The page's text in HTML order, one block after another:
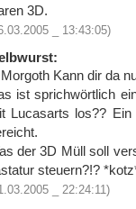
3D.
_ 13:43:05)
Kann dir da
ist sprichwörtlich
Lucasarts los??
der 3D Müll soll
steuern?!?
_ 22:24:11)